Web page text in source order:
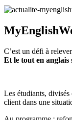
C’est un défi à
Et le tout en anglais
Les étudiants, divisés
client dans une